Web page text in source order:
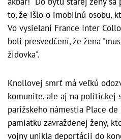
to, že išlo o imobilnú osobu,
Vo vysielaní France Inter
boli presvedčení, že žena
židovka".
Knollovej smrť má veľkú
komunite, ale aj na politickej
parížskeho námestia Place
pamiatku zavraždenej ženy,
vojny unikla deportácii do